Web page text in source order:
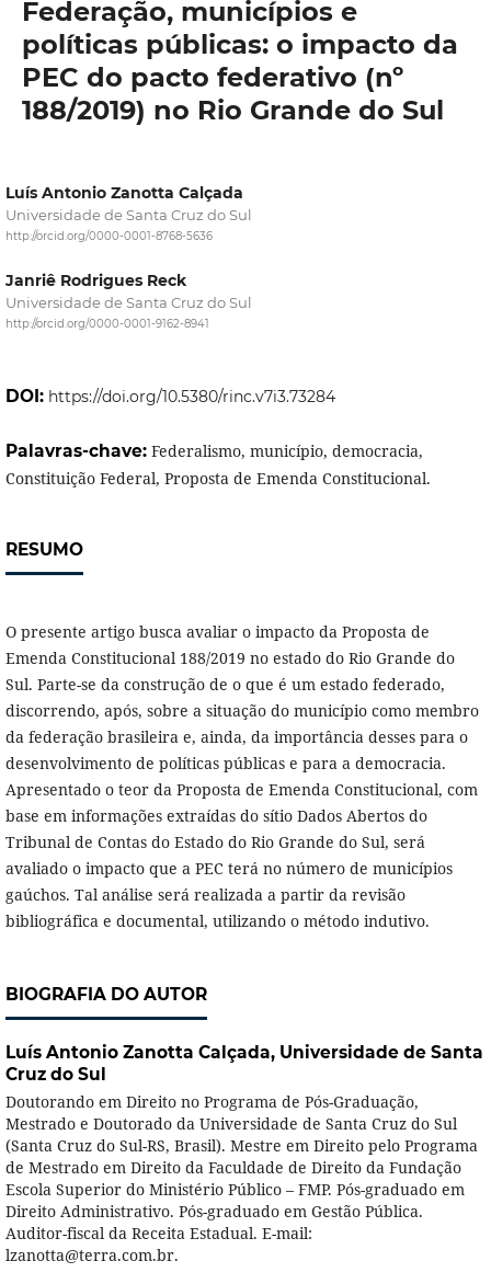
Federação, municípios e
políticas públicas: o impacto da
PEC do pacto federativo (nº
188/2019) no Rio Grande do Sul
Luís Antonio Zanotta Calçada
Universidade de Santa Cruz do Sul
http://orcid.org/0000-0001-8768-5636
Janriê Rodrigues Reck
Universidade de Santa Cruz do Sul
http://orcid.org/0000-0001-9162-8941
DOI: https://doi.org/10.5380/rinc.v7i3.73284
Palavras-chave: Federalismo, município, democracia,
Constituição Federal, Proposta de Emenda Constitucional.
RESUMO
O presente artigo busca avaliar o impacto da Proposta de
Emenda Constitucional 188/2019 no estado do Rio Grande do
Sul. Parte-se da construção de o que é um estado federado,
discorrendo, após, sobre a situação do município como membro
da federação brasileira e, ainda, da importância desses para o
desenvolvimento de políticas públicas e para a democracia.
Apresentado o teor da Proposta de Emenda Constitucional, com
base em informações extraídas do sítio Dados Abertos do
Tribunal de Contas do Estado do Rio Grande do Sul, será
avaliado o impacto que a PEC terá no número de municípios
gaúchos. Tal análise será realizada a partir da revisão
bibliográfica e documental, utilizando o método indutivo.
BIOGRAFIA DO AUTOR
Luís Antonio Zanotta Calçada, Universidade de Santa
Cruz do Sul
Doutorando em Direito no Programa de Pós-Graduação,
Mestrado e Doutorado da Universidade de Santa Cruz do Sul
(Santa Cruz do Sul-RS, Brasil). Mestre em Direito pelo Programa
de Mestrado em Direito da Faculdade de Direito da Fundação
Escola Superior do Ministério Público – FMP. Pós-graduado em
Direito Administrativo. Pós-graduado em Gestão Pública.
Auditor-fiscal da Receita Estadual. E-mail:
lzanotta@terra.com.br.